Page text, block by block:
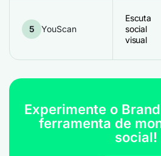
5 YouScan
Escuta
social
visual
Experimente o
ferramenta de
social!